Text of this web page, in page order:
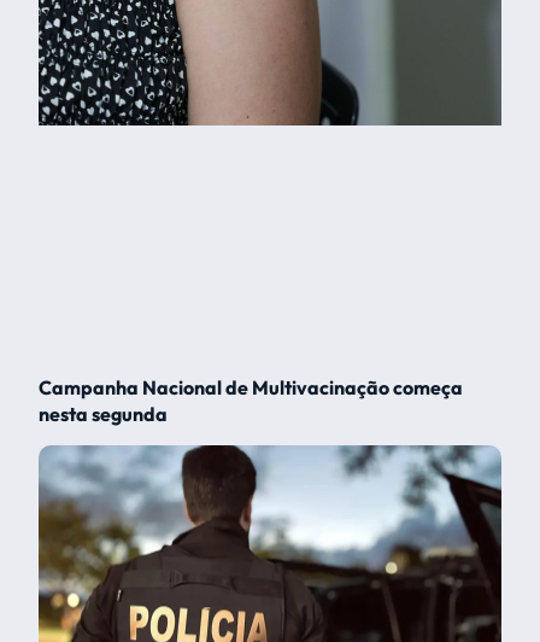
Campanha Nacional de Multivacinação começa
nesta segunda